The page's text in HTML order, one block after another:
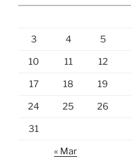
3 4 5
10 11 12
17 18 19
24 25 26
31
« Mar